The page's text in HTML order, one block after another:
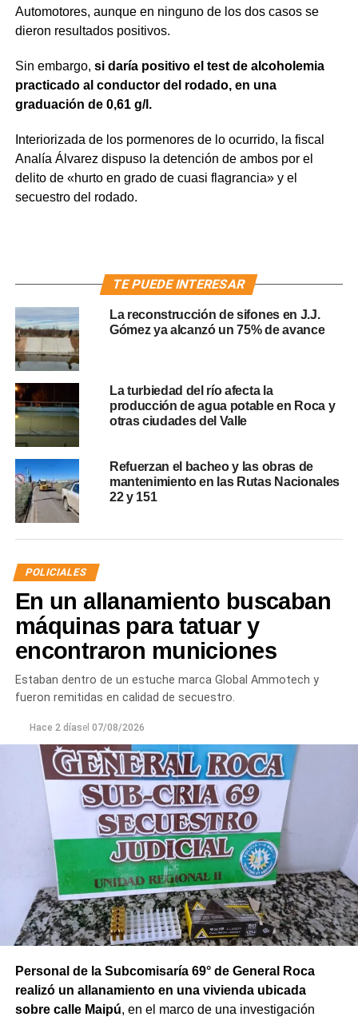
Automotores, aunque en ninguno de los dos casos se
dieron resultados positivos.
Sin embargo, si daría positivo el test de alcoholemia
practicado al conductor del rodado, en una
graduación de 0,61 g/l.
Interiorizada de los pormenores de lo ocurrido, la fiscal
Analía Álvarez dispuso la detención de ambos por el
delito de «hurto en grado de cuasi flagrancia» y el
secuestro del rodado.
TE PUEDE INTERESAR
La reconstrucción de sifones en J.J.
Gómez ya alcanzó un 75% de avance
La turbiedad del río afecta la
producción de agua potable en Roca y
otras ciudades del Valle
Refuerzan el bacheo y las obras de
mantenimiento en las Rutas Nacionales
22 y 151
POLICIALES
En un allanamiento buscaban
máquinas para tatuar y
encontraron municiones
Estaban dentro de un estuche marca Global Ammotech y
fueron remitidas en calidad de secuestro.
Hace 2 díasel 07/08/2026
Personal de la Subcomisaría 69° de General Roca
realizó un allanamiento en una vivienda ubicada
sobre calle Maipú, en el marco de una investigación